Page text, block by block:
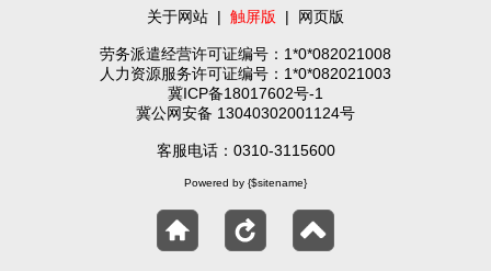
关于网站 | 触屏版 | 网页版
劳务派遣经营许可证编号：1*0*082021008
人力资源服务许可证编号：1*0*082021003
冀ICP备18017602号-1
冀公网安备 13040302001124号
客服电话：0310-3115600
Powered by {$sitename}